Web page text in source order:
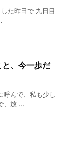
た昨日で 九日目
、今一歩だ
呼んで、私も少し
、放 ...